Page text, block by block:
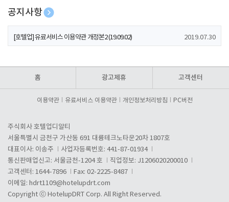
공지사항
[호텔업] 개인정보 처리방침 개정본1 (19.09.02)
[호텔업] 유료서비스 이용약관 개정본2 (19.09.02) 2019.07.30
홈 광고제휴 고객센터
이용약관 유료서비스 이용약관 개인정보처리방침 PC버전
주식회사 호텔업디알티
서울특별시 금천구 가산동 691 대륭테크노타운20차 1807호
대표이사: 이송주
사업자등록번호: 441-87-01934
통신판매업신고: 서울금천-1204 호
직업정보: J1206020200010
고객센터: 1644-7896
Fax: 02-2225-8487
이메일: hdrt1109@hotelupdrt.com
Copyright ⓒ HotelupDRT Corp. All Right Reserved.